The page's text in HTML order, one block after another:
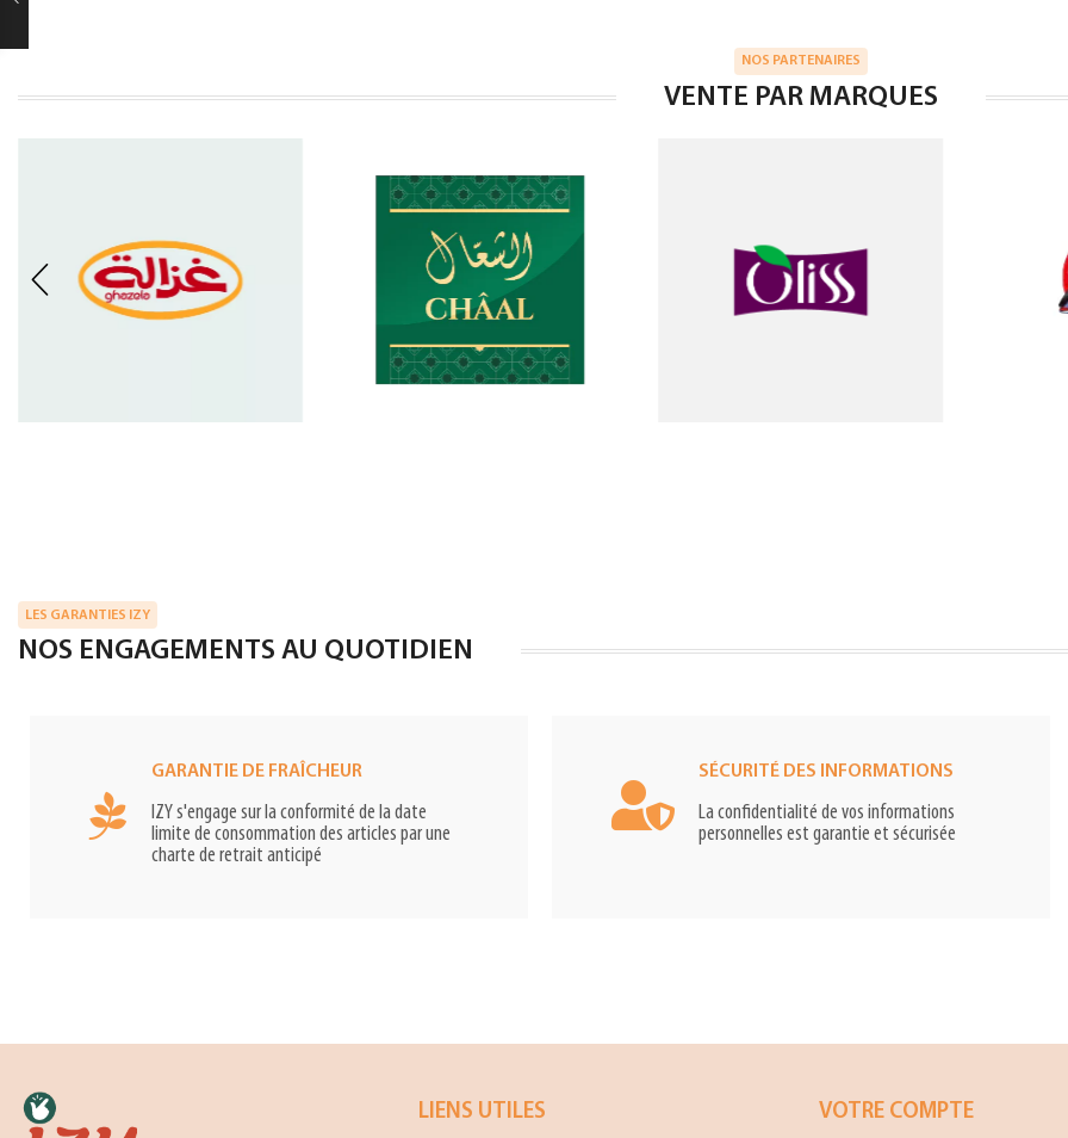
NOS PARTENAIRES
VENTE PAR MARQUES
LES GARANTIES IZY
NOS ENGAGEMENTS AU QUOTIDIEN
GARANTIE DE FRAÎCHEUR
IZY s'engage sur la conformité de la date
limite de consommation des articles par une
charte de retrait anticipé
SÉCURITÉ DES INFORMATIONS
La confidentialité de vos informations
personnelles est garantie et sécurisée
LIENS UTILES VOTRE COMPTE